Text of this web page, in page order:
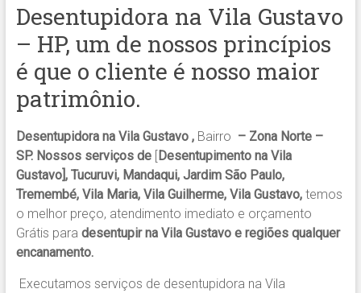
Desentupidora na Vila Gustavo
– HP, um de nossos princípios
é que o cliente é nosso maior
patrimônio.
Desentupidora na Vila Gustavo ,Bairro – Zona Norte –
SP. Nossos serviços de[Desentupimento na Vila
Gustavo], Tucuruvi, Mandaqui, Jardim São Paulo,
Tremembé, Vila Maria, Vila Guilherme, Vila Gustavo, temos
o melhor preço, atendimento imediato e orçamento
Grátis para desentupir na Vila Gustavo e regiões qualquer
encanamento.
Executamos serviços de desentupidora na Vila